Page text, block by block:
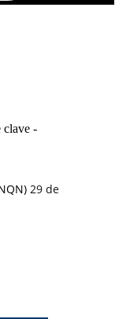
clave -
29 de